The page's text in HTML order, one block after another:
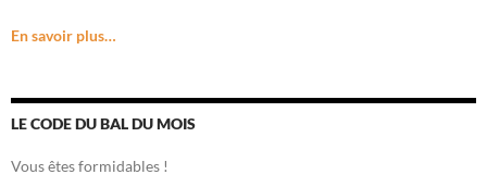
En savoir plus…
LE CODE DU BAL DU MOIS
Vous êtes formidables !